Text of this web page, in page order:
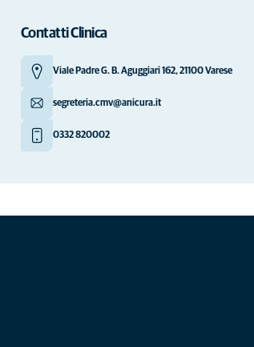
Contatti Clinica
Viale Padre G. B. Aguggiari 162, 21100 Varese
segreteria.cmv@anicura.it
0332 820002